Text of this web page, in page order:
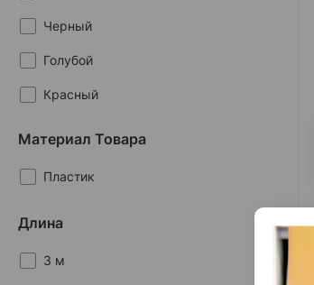
Черный
Голубой
Красный
Хаки
Материал Товара
Пластик
Длина
3 м